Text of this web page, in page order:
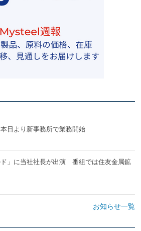
日より新事務所で業務開始
」に当社社長が出演 番組では住友金属鉱
お知らせ一覧